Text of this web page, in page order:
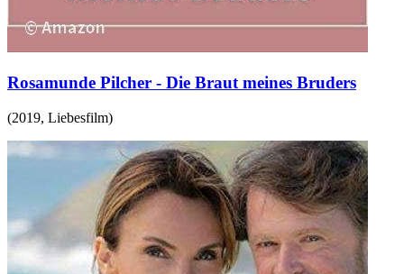
Rosamunde Pilcher - Die Braut meines Bruders
(2019, Liebesfilm)